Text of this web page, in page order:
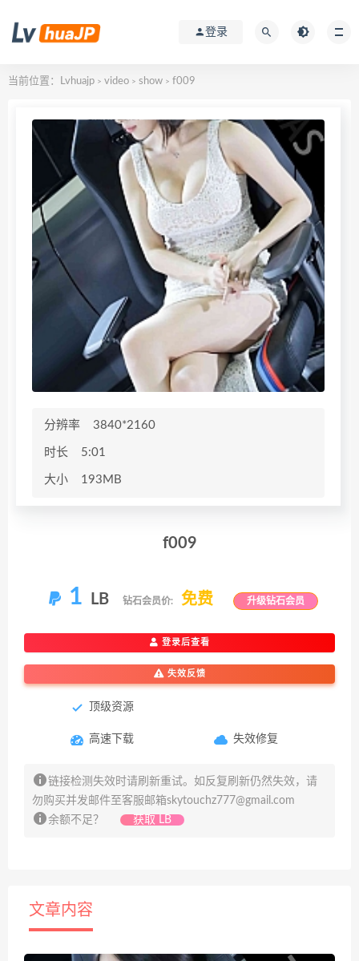
登录
当前位置： Lvhuajp > video > show > f009
分辨率 3840*2160
时长 5:01
大小 193MB
f009
1 LB 钻石会员价: 免费 升级钻石会员
登录后查看
失效反馈
顶级资源
高速下载 失效修复
链接检测失效时请刷新重试。如反复刷新仍然失效，请
勿购买并发邮件至客服邮箱skytouchz777@gmail.com
余额不足？
获取 LB
文章内容